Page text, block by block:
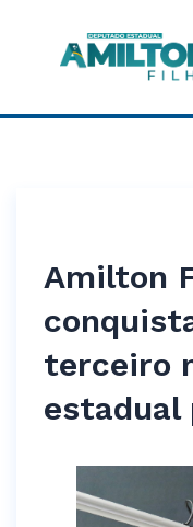
Amilton
terceiro
estadual